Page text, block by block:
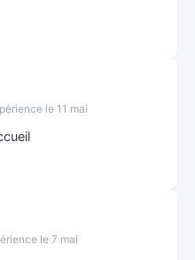
le 11 mai
le 7 mai